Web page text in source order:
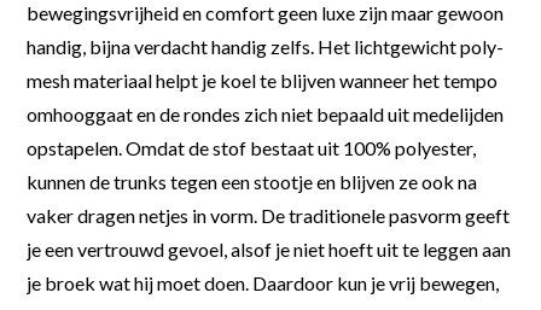
bewegingsvrijheid en comfort geen luxe zijn maar gewoon
handig, bijna verdacht handig zelfs. Het lichtgewicht poly-
mesh materiaal helpt je koel te blijven wanneer het tempo
omhooggaat en de rondes zich niet bepaald uit medelijden
opstapelen. Omdat de stof bestaat uit 100% polyester,
kunnen de trunks tegen een stootje en blijven ze ook na
vaker dragen netjes in vorm. De traditionele pasvorm geeft
je een vertrouwd gevoel, alsof je niet hoeft uit te leggen aan
je broek wat hij moet doen. Daardoor kun je vrij bewegen,